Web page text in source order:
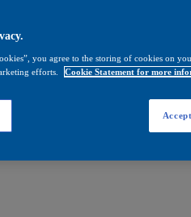
you agree to the storing of cookies on
efforts.
Cookie Statement for more